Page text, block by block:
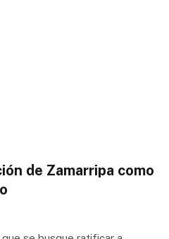
de Zamarripa como